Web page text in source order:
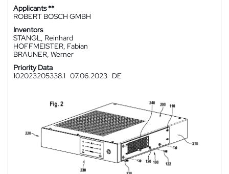
Applicants **
ROBERT BOSCH GMBH
Inventors
STANGL, Reinhard
HOFFMEISTER, Fabian
BRAUNER, Werner
Priority Data
102023205338.1 07.06.2023 DE